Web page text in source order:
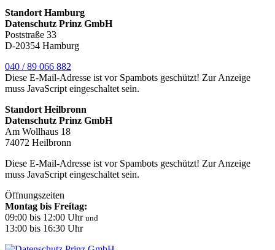
Standort Hamburg
Datenschutz Prinz GmbH
Poststraße 33
D-20354 Hamburg
040 / 89 066 882
Diese E-Mail-Adresse ist vor Spambots geschützt! Zur Anzeige
muss JavaScript eingeschaltet sein.
Standort Heilbronn
Datenschutz Prinz GmbH
Am Wollhaus 18
74072 Heilbronn
Diese E-Mail-Adresse ist vor Spambots geschützt! Zur Anzeige
muss JavaScript eingeschaltet sein.
Öffnungszeiten
Montag bis Freitag:
09:00 bis 12:00 Uhr und
13:00 bis 16:30 Uhr